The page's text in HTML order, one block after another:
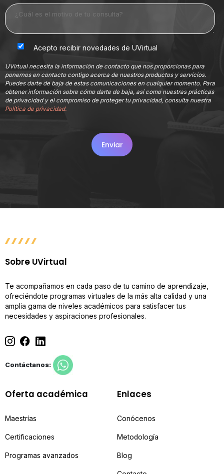
Acepto recibir novedades de UVirtual
UVirtual necesita la información de contacto que nos proporcionas para
ponernos en contacto contigo acerca de nuestros productos y servicios.
Puedes darte de baja de estas comunicaciones en cualquier momento. Para
obtener información sobre cómo darte de baja, así como nuestras prácticas
de privacidad y el compromiso de proteger tu privacidad, consulta nuestra
Política de privacidad.
Sobre UVirtual
Te acompañamos en cada paso de tu camino de aprendizaje,
ofreciéndote programas virtuales de la más alta calidad y una
amplia gama de niveles académicos para satisfacer tus
necesidades y aspiraciones profesionales.
Contáctanos:
Oferta académica
Maestrías
Certificaciones
Programas avanzados
Enlaces
Conócenos
Metodología
Blog